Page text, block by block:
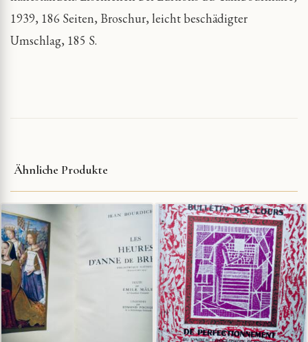
1939, 186 Seiten, Broschur, leicht beschädigter
Umschlag, 185 S.
Ähnliche Produkte